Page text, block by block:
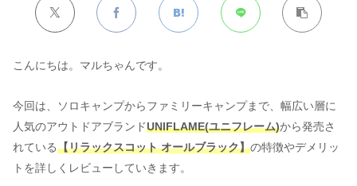
こんにちは。マルちゃんです。
今回は、ソロキャンプからファミリーキャンプまで、幅広い層に
人気のアウトドアブランドUNIFLAME(ユニフレーム)から発売さ
れている【リラックスコット オールブラック】の特徴やデメリッ
トを詳しくレビューしていきます。